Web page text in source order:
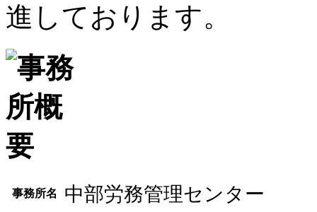
進しております。
事務所名 中部労務管理センター